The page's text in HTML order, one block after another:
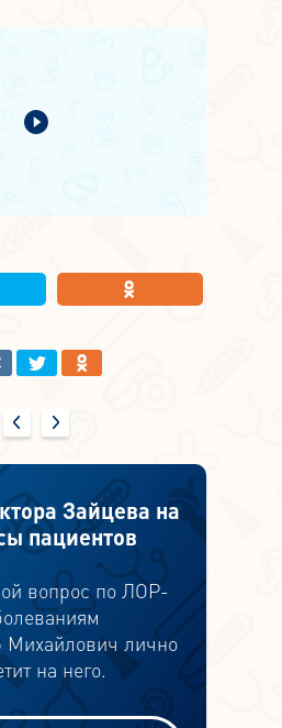
Зайцева на
пациентов
вопрос по ЛОР-
лично
на него.